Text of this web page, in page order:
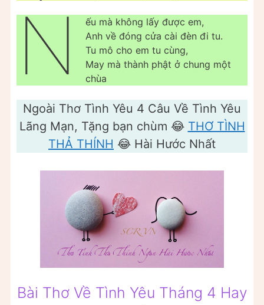
N
ếu mà không lấy được em,
Anh về đóng cửa cài đèn đi tu.
Tu mô cho em tu cùng,
May mà thành phật ở chung một
chùa
Ngoài Thơ Tình Yêu 4 Câu Về Tình Yêu
Lãng Mạn, Tặng bạn chùm 😂 THƠ TÌNH
THẢ THÍNH 😂 Hài Hước Nhất
Bài Thơ Về Tình Yêu Tháng 4 Hay